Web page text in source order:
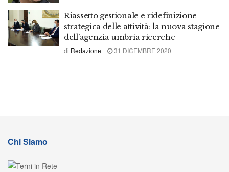
Riassetto gestionale e ridefinizione
strategica delle attività: la nuova stagione
dell’agenzia umbria ricerche
di Redazione 31 DICEMBRE 2020
Chi Siamo